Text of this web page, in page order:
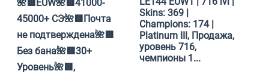
🌺🟥EUW🌺🟥41000-
45000+ СЭ🌺🟥Почта
не подтверждена🌺🟥
Без бана🌺🟥30+
Уровень🌺🟥,
Skins: 369 |
Champions: 174 |
Platinum III, Продажа,
уровень 716,
чемпионы 1...